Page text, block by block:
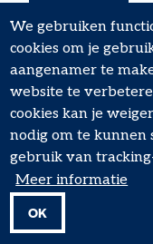
FOOTER
MENU
Algemene
Cookiebeleid
Privacy
© UCLL Research &
We gebruiken
cookies om je
aangenamer te
website te
cookies kan je
nodig om te kunnen
gebruik van
Meer informatie
OK